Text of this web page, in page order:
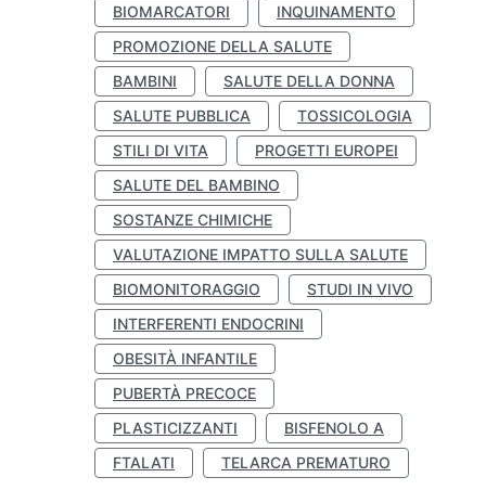
BIOMARCATORI
INQUINAMENTO
PROMOZIONE DELLA SALUTE
BAMBINI
SALUTE DELLA DONNA
SALUTE PUBBLICA
TOSSICOLOGIA
STILI DI VITA
PROGETTI EUROPEI
SALUTE DEL BAMBINO
SOSTANZE CHIMICHE
VALUTAZIONE IMPATTO SULLA SALUTE
BIOMONITORAGGIO
STUDI IN VIVO
INTERFERENTI ENDOCRINI
OBESITÀ INFANTILE
PUBERTÀ PRECOCE
PLASTICIZZANTI
BISFENOLO A
FTALATI
TELARCA PREMATURO